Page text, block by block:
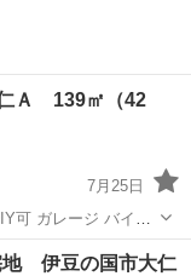
Ａ 139㎡（42
7月25日
可 ガレージ バイク
物件
伊豆の国市大仁